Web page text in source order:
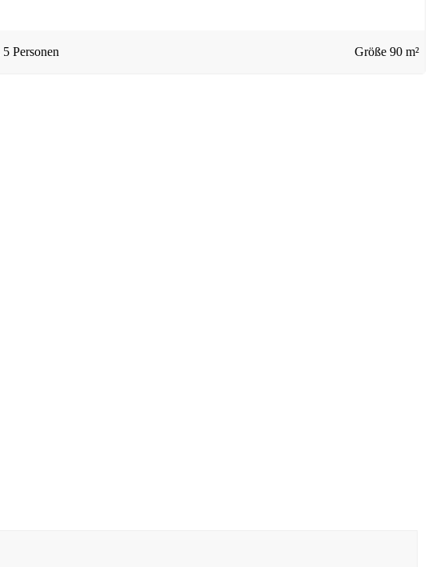
5 Personen Größe 90 m²